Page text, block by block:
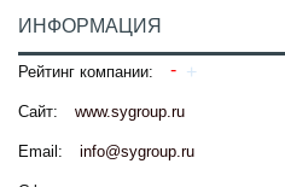
ИНФОРМАЦИЯ
Рейтинг компании:
Сайт: www.sygroup.ru
Email: info@sygroup.ru